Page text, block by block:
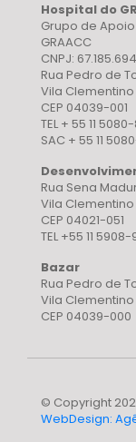
Hospital do
Grupo de
GRAACC
CNPJ:
Rua Pedro de
Vila Clementino
CEP 04039-001
TEL + 55 11
SAC + 55 11
Rua Sena
Vila Clementino
CEP 04021-051
TEL +55 11 5908-
Bazar
Rua Pedro de
Vila Clementino
CEP 04039-000
© Copyright
WebDesign: